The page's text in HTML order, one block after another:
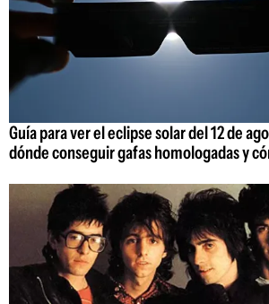
Guía para ver el eclipse solar del 12 de
dónde conseguir gafas homologadas y